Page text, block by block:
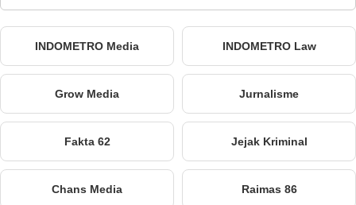
INDOMETRO Media INDOMETRO Law
Grow Media Jurnalisme
Fakta 62 Jejak Kriminal
Chans Media Raimas 86